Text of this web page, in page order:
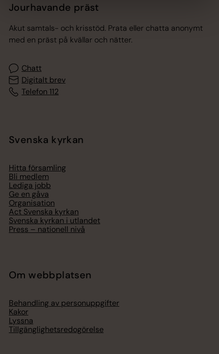
Jourhavande präst
Akut samtals- och krisstöd. Prata eller chatta anonymt
med en präst på kvällar och nätter.
Chatt
Digitalt brev
Telefon 112
Svenska kyrkan
Hitta församling
Bli medlem
Lediga jobb
Ge en gåva
Organisation
Act Svenska kyrkan
Svenska kyrkan i utlandet
Press – nationell nivå
Om webbplatsen
Behandling av personuppgifter
Kakor
Lyssna
Tillgänglighetsredogörelse